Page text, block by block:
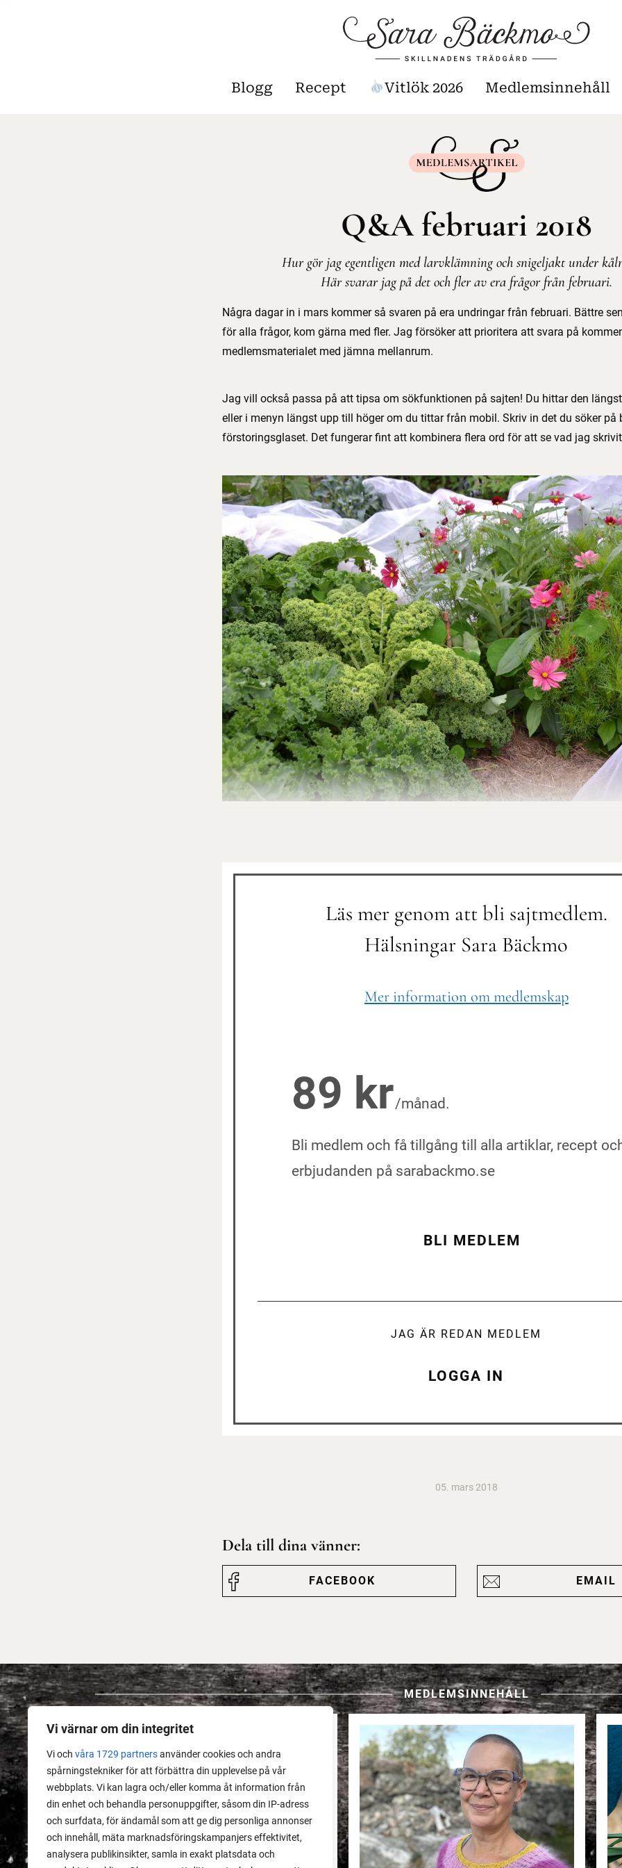
Vi värnar om din integritet
Vi och våra 1729 partnersanvänder cookies och andra
spårningstekniker för att förbättra din upplevelse på vår
webbplats. Vi kan lagra och/eller komma åt information från
din enhet och behandla personuppgifter, såsom din IP-adress
och surfdata, för ändamål som att ge dig personliga annonser
och innehåll, mäta marknadsföringskampanjers effektivitet,
analysera publikinsikter, samla in exakt platsdata och
Blogg Recept Vitlök 2026 Medlemsinnehåll
Q&A februari 2018
Hur gör jag egentligen med larvklämning och snigeljakt under
Här svarar jag på det och fler av era frågor från februari.
Några dagar in i mars kommer så svaren på era undringar från februari. Bättre
för alla frågor, kom gärna med fler. Jag försöker att prioritera att svara på
medlemsmaterialet med jämna mellanrum.
Jag vill också passa på att tipsa om sökfunktionen på sajten! Du hittar den
eller i menyn längst upp till höger om du tittar från mobil. Skriv in det du söker på
förstoringsglaset. Det fungerar fint att kombinera flera ord för att se vad jag
Läs mer genom att bli sajtmedlem.
Hälsningar Sara Bäckmo
Mer information om medlemskap
89 kr/månad.
Bli medlem och få tillgång till alla artiklar, recept
erbjudanden på sarabackmo.se
BLI MEDLEM
JAG ÄR REDAN MEDLEM
LOGGA IN
05. mars 2018
Dela till dina vänner:
FACEBOOK EMAIL
MEDLEMSINNEHÅLL